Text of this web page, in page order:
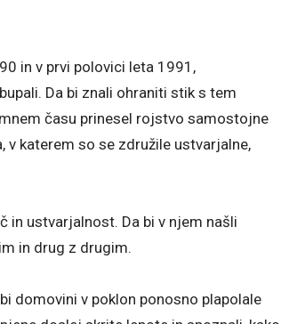
in v prvi polovici leta 1991,
Da bi znali ohraniti stik s tem
času prinesel rojstvo samostojne
v katerem so se združile ustvarjalne,
in ustvarjalnost. Da bi v njem našli
in drug z drugim.
domovini v poklon ponosno plapolale